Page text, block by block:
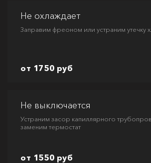
Не охлаждает
Заправим фреоном или устраним утечку
от 1750 руб
Не выключается
Устраним засор капиллярного
заменим термостат
от 1550 руб